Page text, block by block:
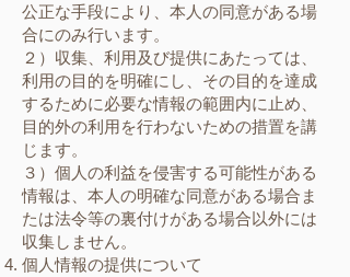
公正な手段により、本人の同意がある場
合にのみ行います。
２）収集、利用及び提供にあたっては、
利用の目的を明確にし、その目的を達成
するために必要な情報の範囲内に止め、
目的外の利用を行わないための措置を講
じます。
３）個人の利益を侵害する可能性がある
情報は、本人の明確な同意がある場合ま
たは法令等の裏付けがある場合以外には
収集しません。
個人情報の提供について